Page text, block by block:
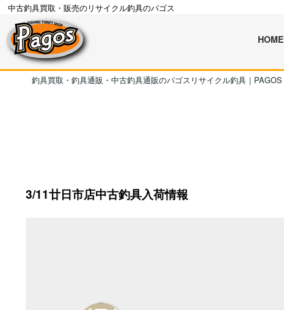
中古釣具買取・販売のリサイクル釣具のパゴス
HOME
釣具買取・釣具通販・中古釣具通販のパゴスリサイクル釣具｜PAGOS
3/11廿日市店中古釣具入荷情報